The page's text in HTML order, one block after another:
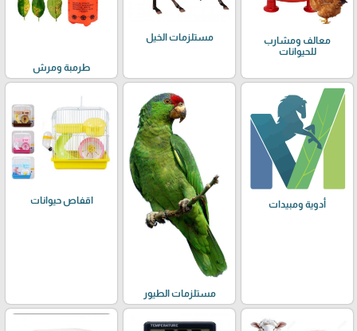
معالف ومشارب
للحيوانات
مستلزمات الخيل
طرمبة ومرش
أدوية ومبيدات
مستلزمات الطيور
اقفاص حيوانات